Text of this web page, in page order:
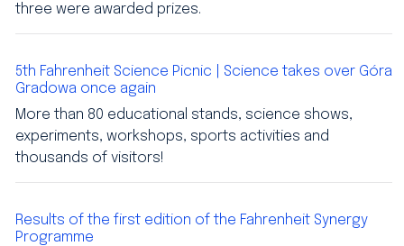
three were awarded prizes.
5th Fahrenheit Science Picnic | Science takes over Góra
Gradowa once again
More than 80 educational stands, science shows,
experiments, workshops, sports activities and
thousands of visitors!
Results of the first edition of the Fahrenheit Synergy
Programme